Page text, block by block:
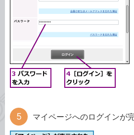
マイページへのログインが